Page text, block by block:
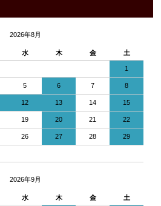
2026年8月
水 木 金 土
1
5 6 7 8
12 13 14 15
19 20 21 22
26 27 28 29
2026年9月
水 木 金 土